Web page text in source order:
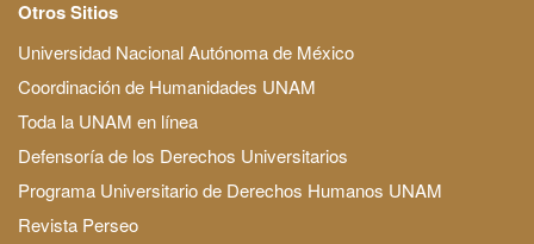
Otros Sitios
Universidad Nacional Autónoma de México
Coordinación de Humanidades UNAM
Toda la UNAM en línea
Defensoría de los Derechos Universitarios
Programa Universitario de Derechos Humanos UNAM
Revista Perseo